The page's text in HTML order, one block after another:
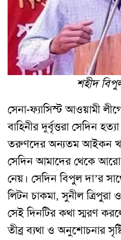
শহীদ
সেনা-ফ্যাসিস্ট আওয়ামী
বাহিনীর দুর্বৃত্তরা সেদিন
তরুণদের অন্যতম আইকন
সেদিন আমাদের থেকে আরো
নেয়। সেদিন বিপুল দা’র
লিটন চাকমা, সুনীল ত্রিপুরা
সেই দিনটির কথা স্মরণ
তীব্র ব্যথা ও অনুশোচনার